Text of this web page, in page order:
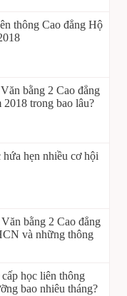
thông Cao đẳng Hộ
bằng 2 Cao đẳng
trong bao lâu?
hẹn nhiều cơ hội
bằng 2 Cao đẳng
và những thông
học liên thông
bao nhiêu tháng?